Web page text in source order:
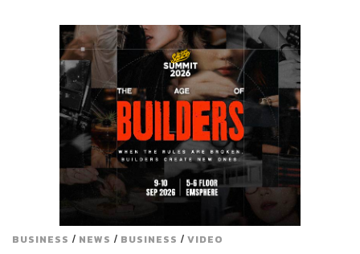
BUSINESS / NEWS / BUSINESS / VIDEO